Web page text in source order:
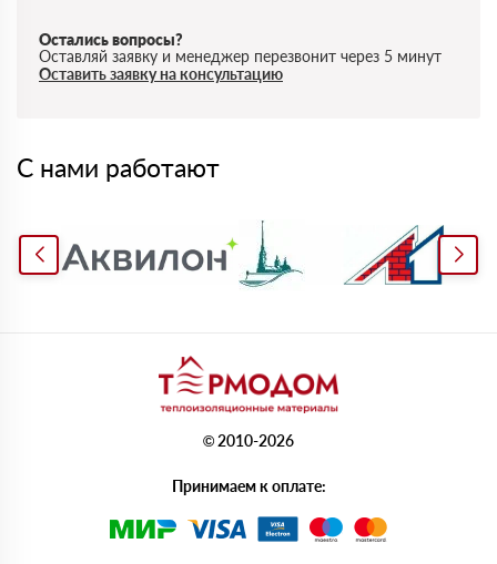
Остались вопросы?
Оставляй заявку и менеджер перезвонит через 5 минут
Оставить заявку на консультацию
С нами работают
© 2010-2026
Принимаем к оплате: